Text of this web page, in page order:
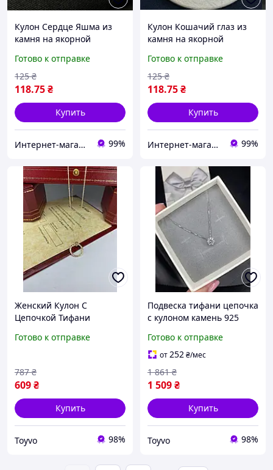
Кулон Сердце Яшма из
камня на якорной
Готово к отправке
118.75₴
125 ₴
Купить
Интернет-магазин "Trivia" 99%
Кулон Кошачий глаз из
камня на якорной
Готово к отправке
118.75₴
125 ₴
Купить
Интернет-магазин "Trivia" 99%
Женский Кулон С
Цепочкой Тифани
Гвоздь С Камнями Tiffany
Цепочкою Тіфані
Брендовий
Готово к отправке
609₴
787 ₴
Купить
Toyvo 98%
Подвеска тифани цепочка
с кулоном камень 925
женская с кристаллом
Tiffany Toyvoo Підвіска
тіфані цепочка
Готово к отправке
от252₴/мес
1 509₴
1 861 ₴
Купить
Toyvo 98%